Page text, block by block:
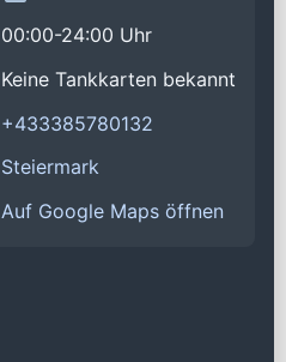
00:00-24:00 Uhr
Keine Tankkarten bekannt
+433385780132
Steiermark
Auf Google Maps öffnen